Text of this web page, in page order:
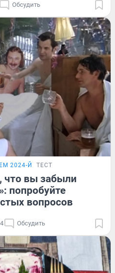
Обсудить
2024-Й ТЕСТ
что вы забыли
попробуйте
вопросов
Обсудить